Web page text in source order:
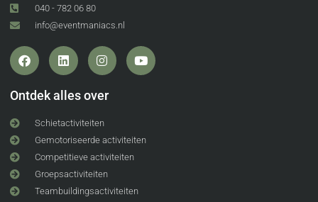
040 - 782 06 80
info@eventmaniacs.nl
Ontdek alles over
Schietactiviteiten
Gemotoriseerde activiteiten
Competitieve activiteiten
Groepsactiviteiten
Teambuildingsactiviteiten